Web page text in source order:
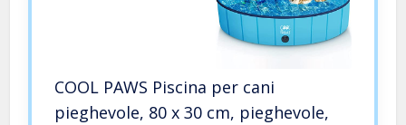
COOL PAWS Piscina per cani
pieghevole, 80 x 30 cm, pieghevole,